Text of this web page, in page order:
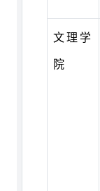
文理学
院